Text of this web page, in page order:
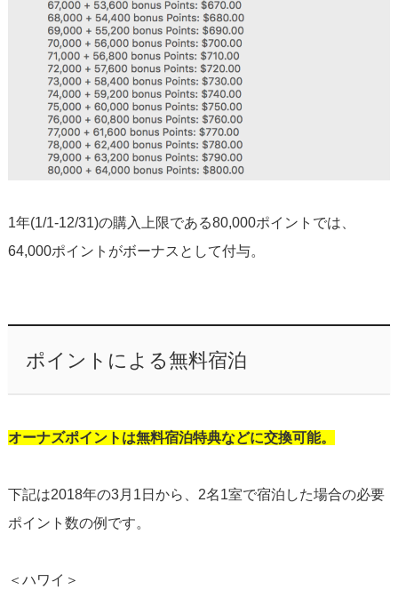
1年(1/1-12/31)の購入上限である80,000ポイントでは、
64,000ポイントがボーナスとして付与。
ポイントによる無料宿泊
オーナズポイントは無料宿泊特典などに交換可能。
下記は2018年の3月1日から、2名1室で宿泊した場合の必要
ポイント数の例です。
＜ハワイ＞